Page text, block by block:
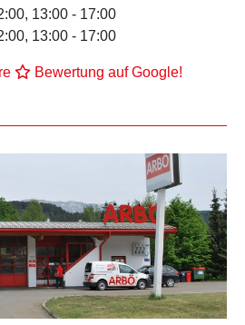
13:00 - 17:00
13:00 - 17:00
Bewertung auf Google!